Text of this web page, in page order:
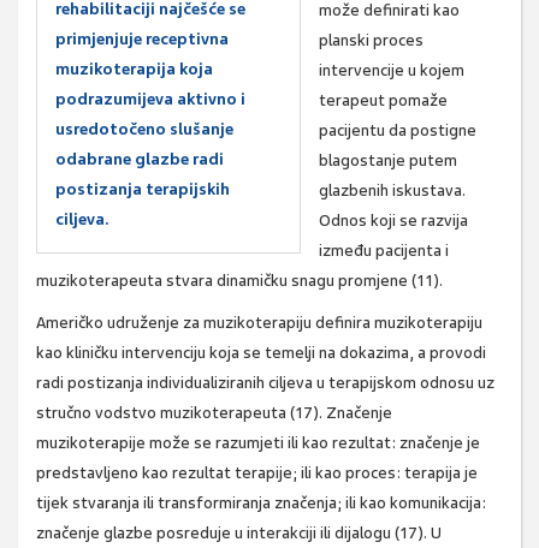
rehabilitaciji najčešće se
primjenjuje receptivna
muzikoterapija koja
podrazumijeva aktivno i
usredotočeno slušanje
odabrane glazbe radi
postizanja terapijskih
ciljeva.
može definirati kao
planski proces
intervencije u kojem
terapeut pomaže
pacijentu da postigne
blagostanje putem
glazbenih iskustava.
Odnos koji se razvija
između pacijenta i
muzikoterapeuta stvara dinamičku snagu promjene (11).
Američko udruženje za muzikoterapiju definira muzikoterapiju
kao kliničku intervenciju koja se temelji na dokazima, a provodi
radi postizanja individualiziranih ciljeva u terapijskom odnosu uz
stručno vodstvo muzikoterapeuta (17). Značenje
muzikoterapije može se razumjeti ili kao rezultat: značenje je
predstavljeno kao rezultat terapije; ili kao proces: terapija je
tijek stvaranja ili transformiranja značenja; ili kao komunikacija:
značenje glazbe posreduje u interakciji ili dijalogu (17). U